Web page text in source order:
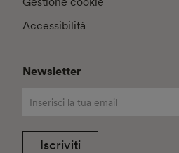
Accessibilità
Newsletter
Iscriviti